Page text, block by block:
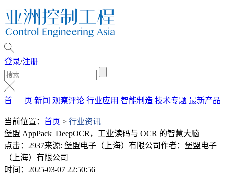
登录/注册
首 页 新闻 观察评论 行业应用 智能制造 技术专题 最新产品
当前位置： 首页 > 行业资讯
堡盟 AppPack_DeepOCR，工业读码与 OCR 的智慧大脑
点击：2937来源: 堡盟电子（上海）有限公司作者：堡盟电子
（上海）有限公司
时间：2025-03-07 22:50:56